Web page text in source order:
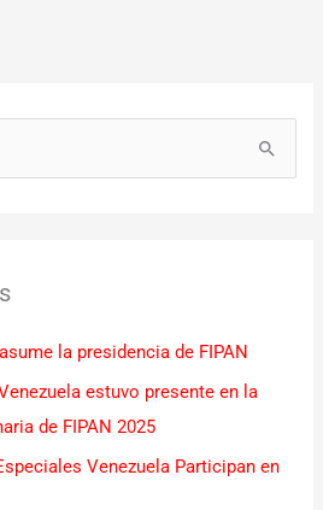
la presidencia de FIPAN
estuvo presente en la
de FIPAN 2025
Venezuela Participan en